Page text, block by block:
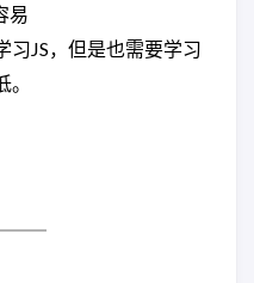
易
JS，但是也需要学习